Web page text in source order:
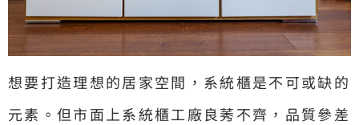
想要打造理想的居家空間，系統櫃是不可或缺的
元素。但市面上系統櫃工廠良莠不齊，品質參差